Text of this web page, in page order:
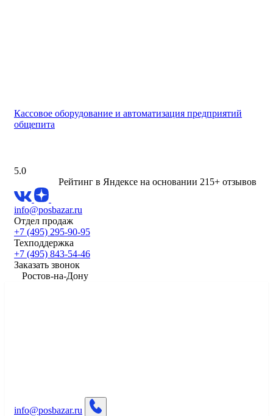
Кассовое оборудование и автоматизация предприятий
общепита
5.0
Рейтинг в Яндексе на основании 215+ отзывов
info@posbazar.ru
Отдел продаж
+7 (495) 295-90-95
Техподдержка
+7 (495) 843-54-46
Заказать звонок
​Ростов-на-Дону
info@posbazar.ru